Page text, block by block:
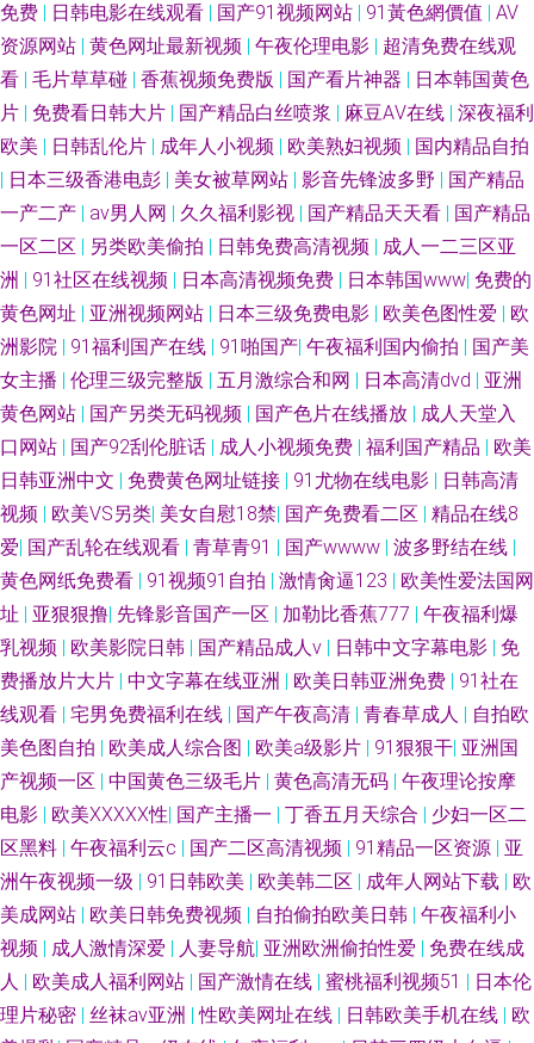
豆花10 91蜜桃臀 99国产精品综合专区 国产图片23区 欧美日韩sss 婷婷五月
典91福利 日韩欧美综合 91电影五月天网 操人人人操 久久日蜜桃在线 91草
莓在线 国产黑丝视频 婷婷五月天aV 91在线视频在线播放 精品无码a∨福利网
亚州国产精品 97干在线观看 久草天堂网 伊人精品影院 91资源在线免费视频
免费 | 日韩电影在线观看 | 国产91视频网站 | 91黃色網價值 | AV
资源网站 | 黄色网址最新视频 | 午夜伦理电影 | 超清免费在线观
看 | 毛片草草碰 | 香蕉视频免费版 | 国产看片神器 | 日本韩国黄色
片 | 免费看日韩大片 | 国产精品白丝喷浆 | 麻豆AⅤ在线 | 深夜福利
欧美 | 日韩乱伦片 | 成年人小视频 | 欧美熟妇视频 | 国内精品自拍
| 日本三级香港电彭 | 美女被草网站 | 影音先锋波多野 | 国产精品
一产二产 | av男人网 | 久久福利影视 | 国产精品天天看 | 国产精品
一区二区 | 另类欧美偷拍 | 日韩免费高清视频 | 成人一二三区亚
洲 | 91社区在线视频 | 日本高清视频免费 | 日本韩国www| 免费的
黄色网址 | 亚洲视频网站 | 日本三级免费电影 | 欧美色图性爱 | 欧
洲影院 | 91福利国产在线 | 91啪国产| 午夜福利国内偷拍 | 国产美
女主播 | 伦理三级完整版 | 五月激综合和网 | 日本高清dvd | 亚洲
黄色网站 | 国产另类无码视频 | 国产色片在线播放 | 成人天堂入
口网站 | 国产92刮伦脏话 | 成人小视频免费 | 福利国产精品 | 欧美
日韩亚洲中文 | 免费黄色网址链接 | 91尤物在线电影 | 日韩高清
视频 | 欧美VS另类| 美女自慰18禁| 国产免费看二区 | 精品在线8
爱| 国产乱轮在线观看 | 青草青91 | 国产wwww | 波多野结在线 |
黄色网纸免费看 | 91视频91自拍 | 激情肏逼123 | 欧美性爱法国网
址 | 亚狠狠撸| 先锋影音国产一区 | 加勒比香蕉777 | 午夜福利爆
乳视频 | 欧美影院日韩 | 国产精品成人v | 日韩中文字幕电影 | 免
费播放片大片 | 中文字幕在线亚洲 | 欧美日韩亚洲免费 | 91社在
线观看 | 宅男免费福利在线 | 国产午夜高清 | 青春草成人 | 自拍欧
美色图自拍 | 欧美成人综合图 | 欧美a级影片 | 91狠狠干| 亚洲国
产视频一区 | 中国黄色三级毛片 | 黄色高清无码 | 午夜理论按摩
电影 | 欧美XXXXX性| 国产主播一 | 丁香五月天综合 | 少妇一区二
区黑料 | 午夜福利云c | 国产二区高清视频 | 91精品一区资源 | 亚
洲午夜视频一级 | 91日韩欧美 | 欧美韩二区 | 成年人网站下载 | 欧
美成网站 | 欧美日韩免费视频 | 自拍偷拍欧美日韩 | 午夜福利小
视频 | 成人激情深爱 | 人妻导航| 亚洲欧洲偷拍性爱 | 免费在线成
人 | 欧美成人福利网站 | 国产激情在线 | 蜜桃福利视频51 | 日本伦
理片秘密 | 丝袜av亚洲 |性欧美网址在线 | 日韩欧美手机在线 | 欧